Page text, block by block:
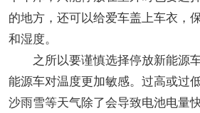
的地方，还可以给爱车盖上车衣，
和湿度。
之所以要谨慎选择停放新能源
能源车对温度更加敏感。过高或过
沙雨雪等天气除了会导致电池电量